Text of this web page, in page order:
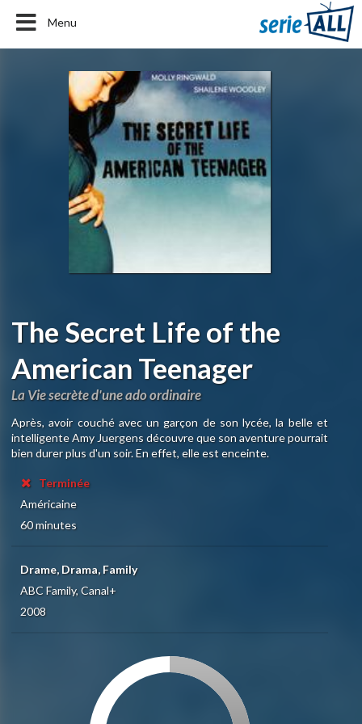
Menu
The Secret Life of the
American Teenager
La Vie secrète d'une ado ordinaire
Après, avoir couché avec un garçon de son lycée, la belle et
intelligente Amy Juergens découvre que son aventure pourrait
bien durer plus d'un soir. En effet, elle est enceinte.
Terminée
Américaine
60 minutes
Drame, Drama, Family
ABC Family, Canal+
2008